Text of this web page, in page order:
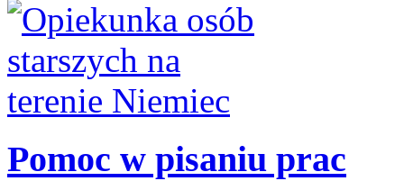
Pomoc w pisaniu prac